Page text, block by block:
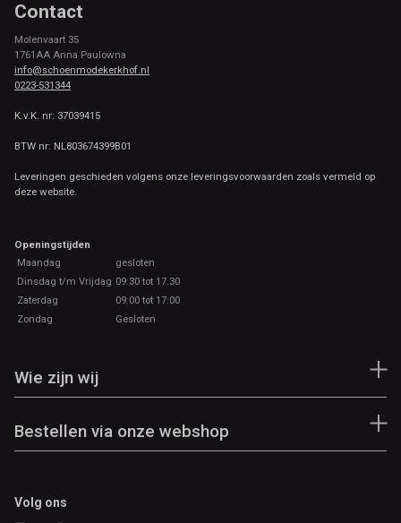
Contact
Molenvaart 35
1761AA Anna Paulowna
info@schoenmodekerkhof.nl
0223-531344
K.v.K. nr: 37039415
BTW nr: NL803674399B01
Leveringen geschieden volgens onze leveringsvoorwaarden zoals vermeld op
deze website.
Openingstijden
Maandag
gesloten
Dinsdag t/m Vrijdag 09:30 tot 17.30
Zaterdag
09:00 tot 17:00
Zondag
Gesloten
Wie zijn wij
Bestellen via onze webshop
Volg ons